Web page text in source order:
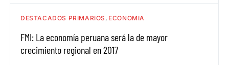
DESTACADOS PRIMARIOS ECONOMIA
FMI: La economía peruana será la de mayor
crecimiento regional en 2017